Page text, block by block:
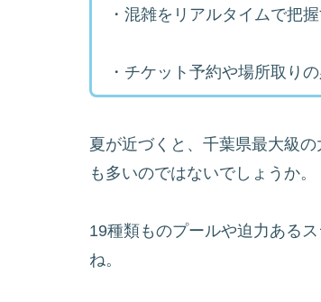
・混雑をリアルタイムで把
・チケット予約や場所取り
夏が近づくと、千葉県最大級
も多いのではないでしょうか。
19種類ものプールや迫力ある
ね。